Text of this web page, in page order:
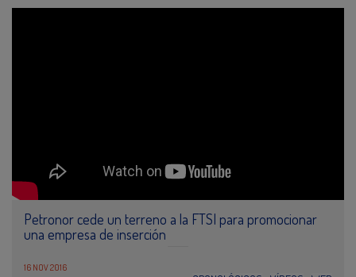
Petronor cede un terreno a la FTSI para promocionar
una empresa de inserción
16 NOV 2016